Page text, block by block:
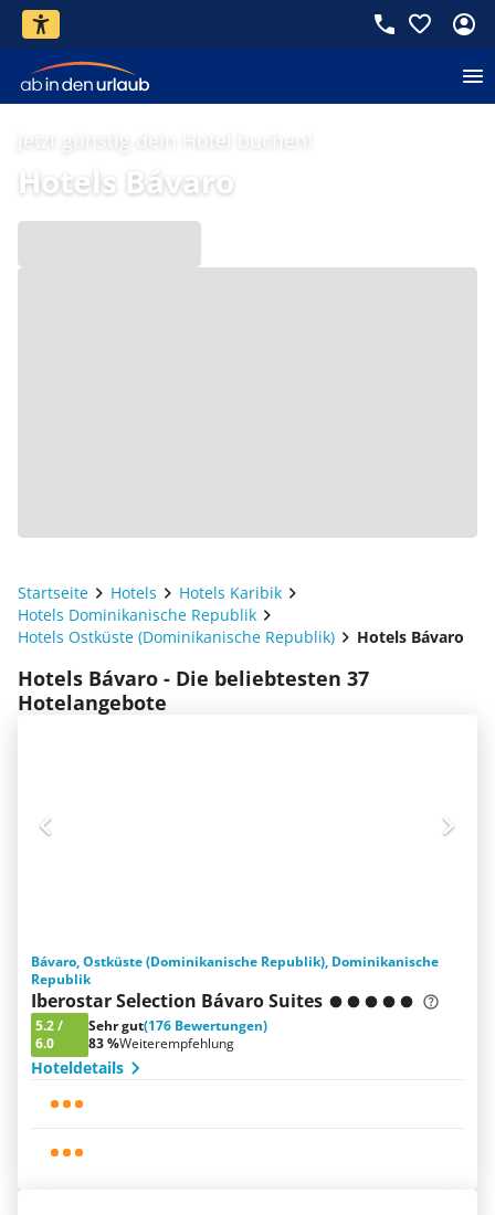
Jetzt günstig dein Hotel buchen!
Hotels Bávaro
Startseite Hotels
Hotels Karibik
Hotels Dominikanische Republik
Hotels Ostküste (Dominikanische Republik)
Hotels Bávaro
Hotels Bávaro - Die beliebtesten 37
Hotelangebote
Bávaro, Ostküste (Dominikanische Republik), Dominikanische
Republik
Iberostar Selection Bávaro Suites
5.2/
6.0
Sehr gut(176 Bewertungen)
83 %Weiterempfehlung
Hoteldetails